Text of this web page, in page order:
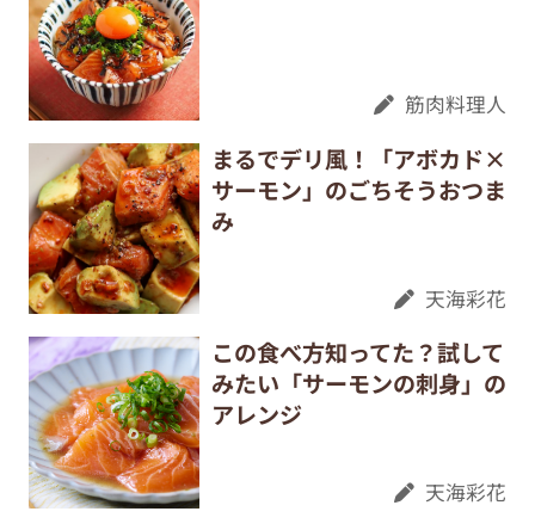
筋肉料理人
まるでデリ風！「アボカド×
サーモン」のごちそうおつま
み
天海彩花
この食べ方知ってた？試して
みたい「サーモンの刺身」の
アレンジ
天海彩花